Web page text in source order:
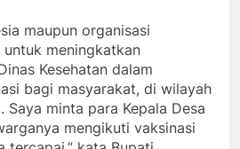
maupun organisasi
meningkatkan
Kesehatan dalam
bagi masyarakat, di wilayah
Saya minta para Kepala Desa
mengikuti vaksinasi